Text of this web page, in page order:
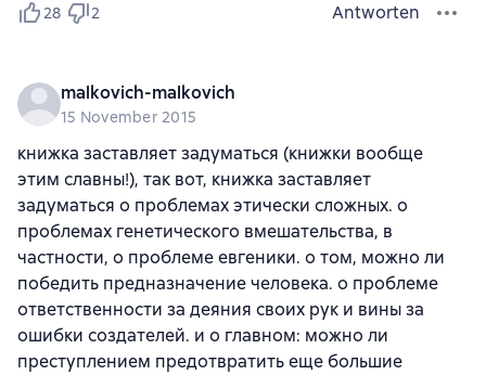
28 2 Antworten
malkovich-malkovich
15 November 2015
книжка заставляет задуматься (книжки вообще
этим славны!), так вот, книжка заставляет
задуматься о проблемах этически сложных. о
проблемах генетического вмешательства, в
частности, о проблеме евгеники. о том, можно ли
победить предназначение человека. о проблеме
ответственности за деяния своих рук и вины за
ошибки создателей. и о главном: можно ли
преступлением предотвратить еще большие